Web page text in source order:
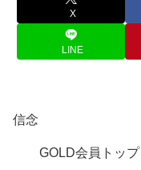
X
LINE
信念
GOLD会員トップ